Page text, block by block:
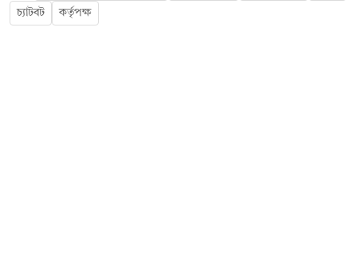
চ্যাটবট কর্তৃপক্ষ